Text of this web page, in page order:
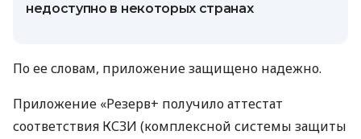
недоступно в некоторых странах
По ее словам, приложение защищено надежно.
Приложение «Резерв+ получило аттестат
соответствия КСЗИ (комплексной системы защиты